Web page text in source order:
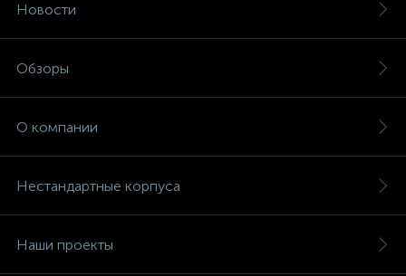
Новости
Обзоры
О компании
Нестандартные корпуса
Наши проекты